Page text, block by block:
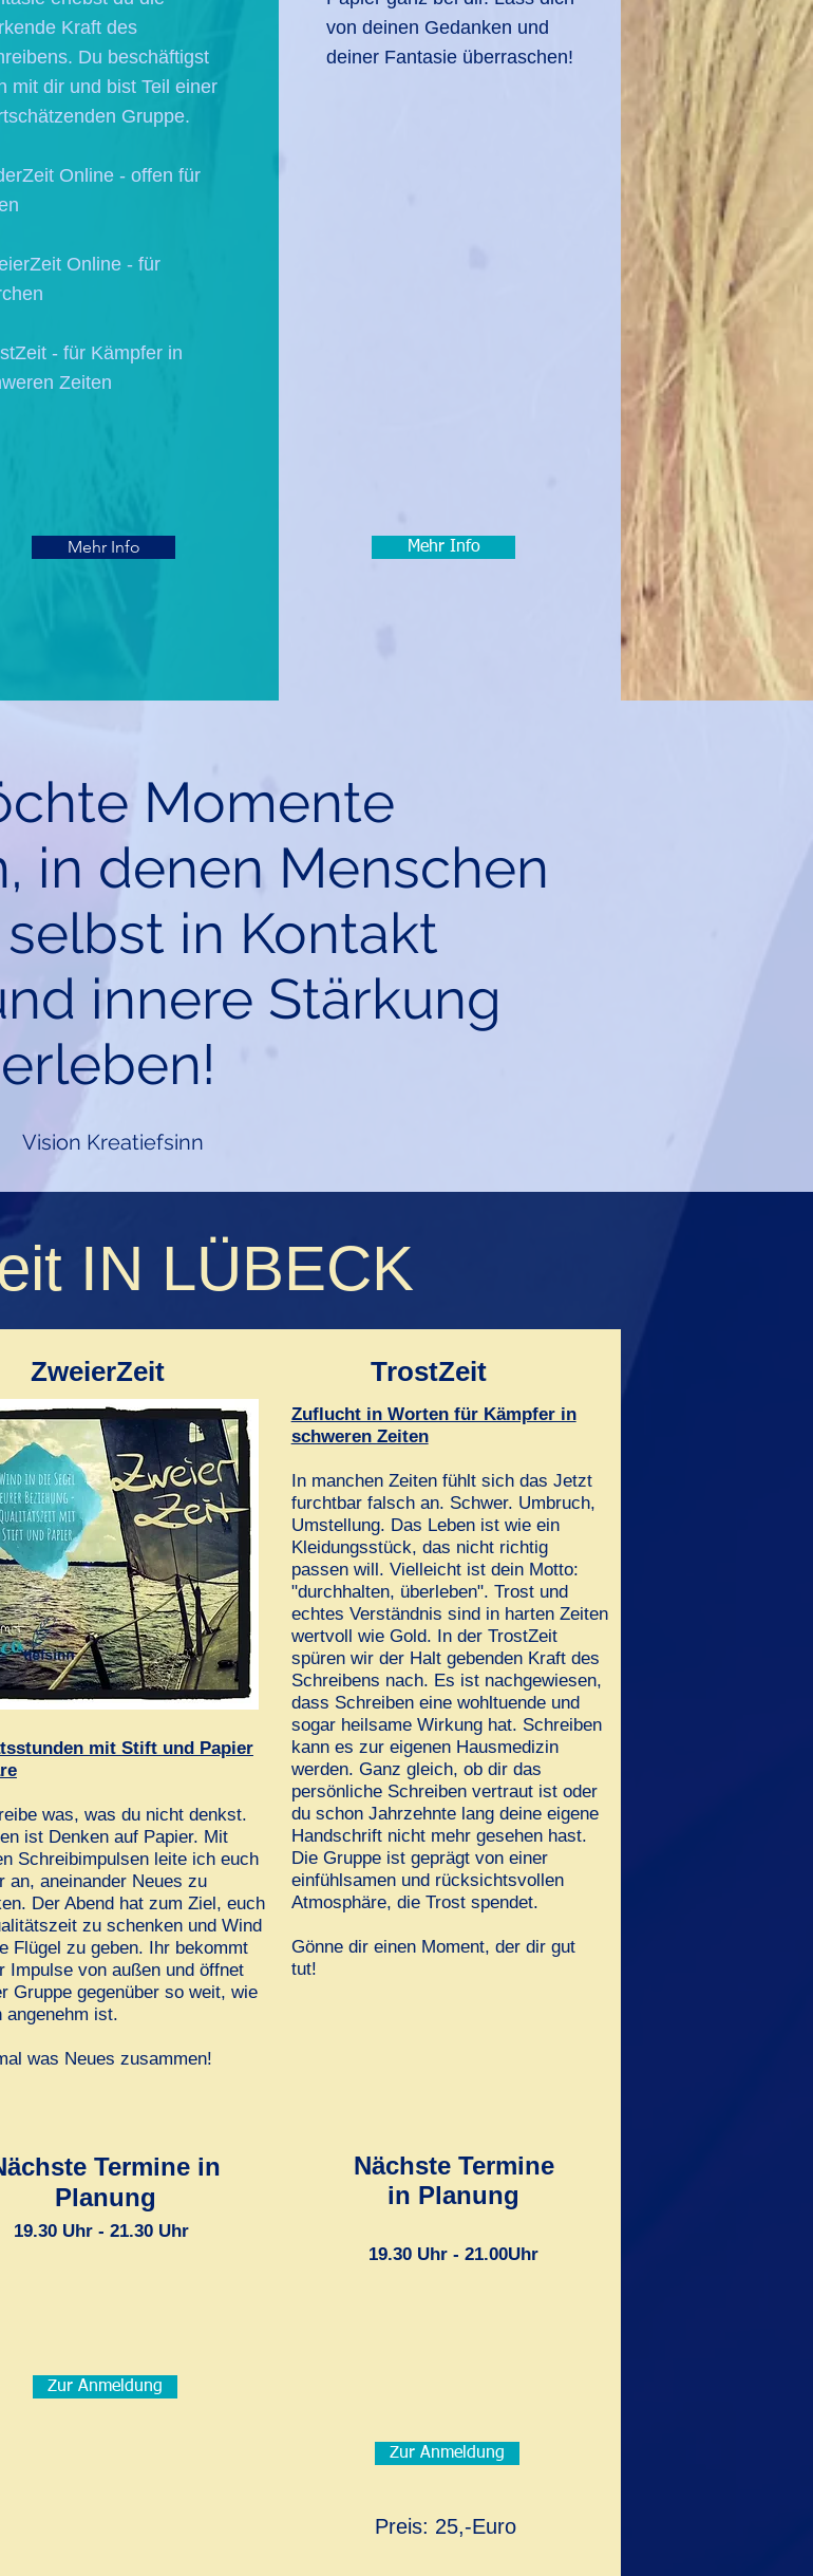
Kraft des
Du beschäftigst
mit dir und bist Teil einer
Gruppe.
Online - offen für
Online - für
- für Kämpfer in
Zeiten
Mehr Info
von deinen Gedanken und
deiner Fantasie überraschen!
Mehr Info
Momente
in denen Menschen
in Kontakt
innere Stärkung
erleben!
Vision Kreatiefsinn
IN LÜBECK
ZweierZeit
mit Stift und Papier
was, was du nicht denkst.
ist Denken auf Papier. Mit
Schreibimpulsen leite ich euch
an, aneinander Neues zu
Der Abend hat zum Ziel, euch
zu schenken und Wind
Flügel zu geben. Ihr bekommt
Impulse von außen und öffnet
Gruppe gegenüber so weit, wie
angenehm ist.
was Neues zusammen!
Termine in
Planung
19.30 Uhr - 21.30 Uhr
Zur Anmeldung
TrostZeit
Zuflucht in Worten für Kämpfer in
schweren Zeiten
In manchen Zeiten fühlt sich das Jetzt
furchtbar falsch an. Schwer. Umbruch,
Umstellung. Das Leben ist wie ein
Kleidungsstück, das nicht richtig
passen will. Vielleicht ist dein Motto:
"durchhalten, überleben". Trost und
echtes Verständnis sind in harten Zeiten
wertvoll wie Gold. In der TrostZeit
spüren wir der Halt gebenden Kraft des
Schreibens nach. Es ist nachgewiesen,
dass Schreiben eine wohltuende und
sogar heilsame Wirkung hat. Schreiben
kann es zur eigenen Hausmedizin
werden. Ganz gleich, ob dir das
persönliche Schreiben vertraut ist oder
du schon Jahrzehnte lang deine eigene
Handschrift nicht mehr gesehen hast.
Die Gruppe ist geprägt von einer
einfühlsamen und rücksichtsvollen
Atmosphäre, die Trost spendet.
Gönne dir einen Moment, der dir gut
tut!
Nächste Termine
in Planung
19.30 Uhr - 21.00Uhr
Zur Anmeldung
Preis: 25,-Euro